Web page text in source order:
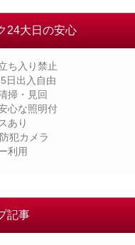
24大日の安心
ち入り禁止
日出入自由
掃・見回
心な照明付
あり
犯カメラ
利用
記事